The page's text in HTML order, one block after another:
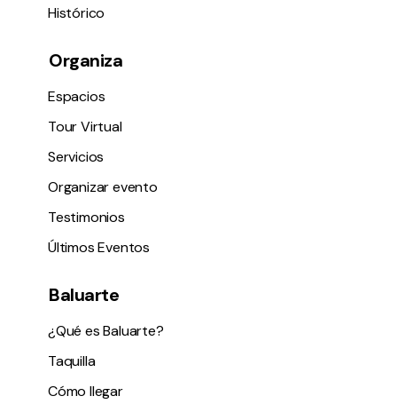
Histórico
Organiza
Espacios
Tour Virtual
Servicios
Organizar evento
Testimonios
Últimos Eventos
Baluarte
¿Qué es Baluarte?
Taquilla
Cómo llegar